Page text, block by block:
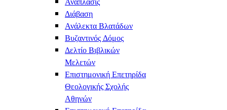
Διάβαση
Ανάλεκτα Βλατάδων
Βυζαντινός Δόμος
Δελτίο Βιβλικών
Μελετών
Επιστημονική Επετηρίδα
Θεολογικής Σχολής
Αθηνών